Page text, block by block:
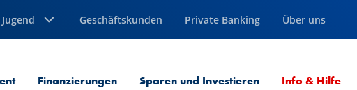
Jugend Geschäftskunden Private Banking Über uns
Finanzierungen Sparen und Investieren Info & Hilfe